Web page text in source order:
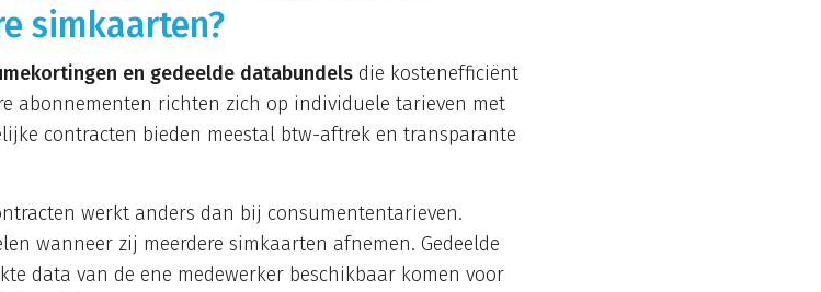
simkaarten?
en gedeelde databundels die kostenefficiënt
abonnementen richten zich op individuele tarieven met
contracten bieden meestal btw-aftrek en transparante
werkt anders dan bij consumententarieven.
wanneer zij meerdere simkaarten afnemen. Gedeelde
data van de ene medewerker beschikbaar komen voor